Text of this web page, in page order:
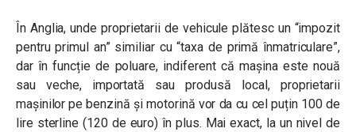
În Anglia, unde proprietarii de vehicule plătesc un “impozit
pentru primul an” similiar cu “taxa de primă înmatriculare”,
dar în funcție de poluare, indiferent că mașina este nouă
sau veche, importată sau produsă local, proprietarii
mașinilor pe benzină și motorină vor da cu cel puțin 100 de
lire sterline (120 de euro) în plus. Mai exact, la un nivel de